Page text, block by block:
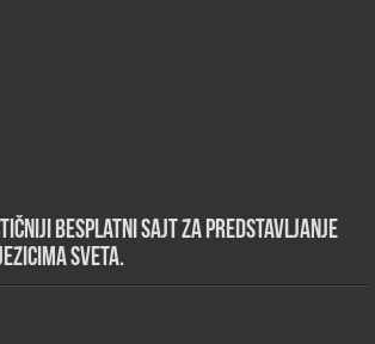
besplatni sajt za predstavljanje
sveta.